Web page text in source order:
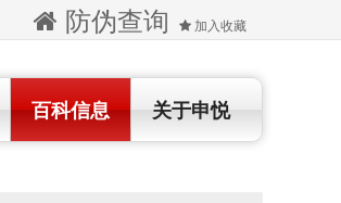
防伪查询 加入收藏
关于申悦
百科信息